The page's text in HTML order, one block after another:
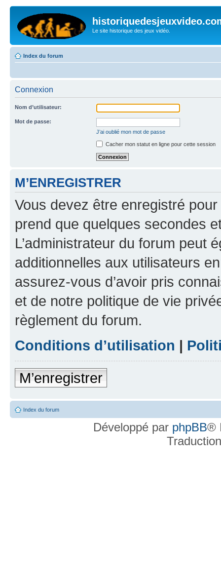
Le site historique des jeux vidéo.
Index du forum
Connexion
Nom d’utilisateur:
Mot de passe:
J’ai oublié mon mot de passe
Cacher mon statut en ligne pour cette session
M’ENREGISTRER
Vous devez être enregistré
prend que quelques secondes
L’administrateur du forum peut
additionnelles aux utilisateurs
assurez-vous d’avoir pris
et de notre politique de vie
règlement du forum.
Conditions d’utilisation |
M’enregistrer
Index du forum
Développé par phpBB®